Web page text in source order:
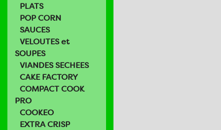
PLATS
POP CORN
SAUCES
VELOUTES et
SOUPES
VIANDES SECHEES
CAKE FACTORY
COMPACT COOK
PRO
COOKEO
EXTRA CRISP